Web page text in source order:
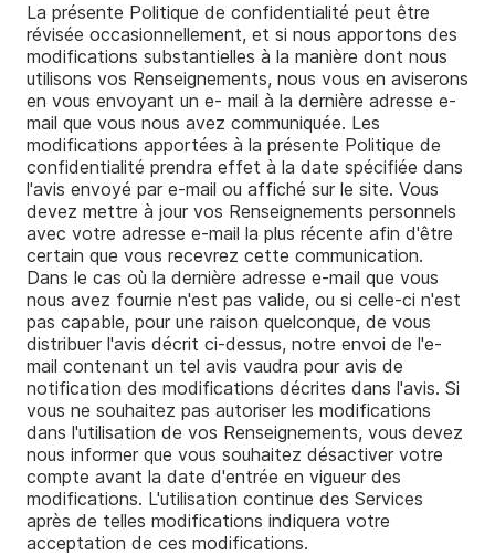
La présente Politique de confidentialité peut être
révisée occasionnellement, et si nous apportons des
modifications substantielles à la manière dont nous
utilisons vos Renseignements, nous vous en aviserons
en vous envoyant un e- mail à la dernière adresse e-
mail que vous nous avez communiquée. Les
modifications apportées à la présente Politique de
confidentialité prendra effet à la date spécifiée dans
l'avis envoyé par e-mail ou affiché sur le site. Vous
devez mettre à jour vos Renseignements personnels
avec votre adresse e-mail la plus récente afin d'être
certain que vous recevrez cette communication.
Dans le cas où la dernière adresse e-mail que vous
nous avez fournie n'est pas valide, ou si celle-ci n'est
pas capable, pour une raison quelconque, de vous
distribuer l'avis décrit ci-dessus, notre envoi de l'e-
mail contenant un tel avis vaudra pour avis de
notification des modifications décrites dans l'avis. Si
vous ne souhaitez pas autoriser les modifications
dans l'utilisation de vos Renseignements, vous devez
nous informer que vous souhaitez désactiver votre
compte avant la date d'entrée en vigueur des
modifications. L'utilisation continue des Services
après de telles modifications indiquera votre
acceptation de ces modifications.